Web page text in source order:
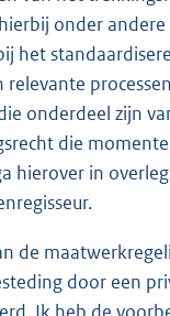
onder
het
relevante
onderdeel zijn
die
hierover in
de
door een